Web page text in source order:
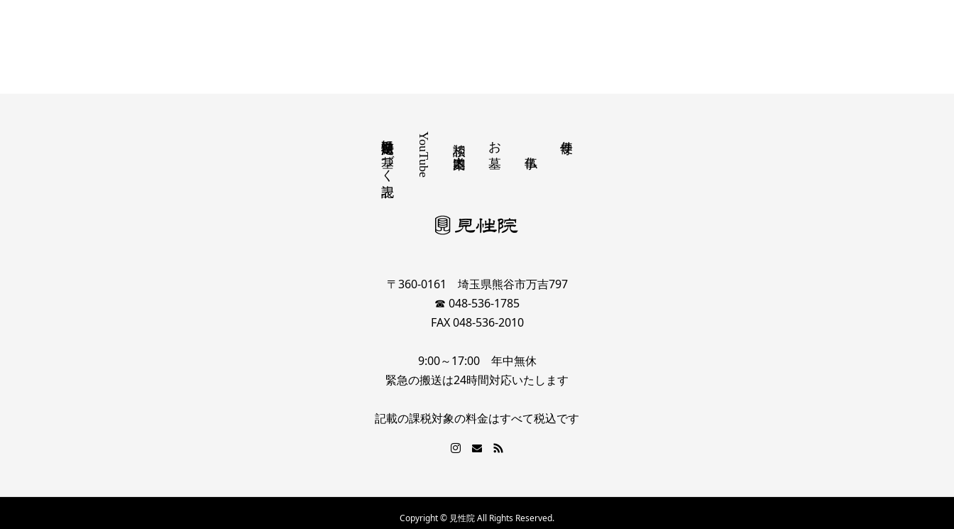
寺便り
お墓
YouTube
特定商取引法に基づく表記
〒360-0161 埼玉県熊谷市万吉797
☎ 048-536-1785
FAX 048-536-2010
9:00～17:00 年中無休
緊急の搬送は24時間対応いたします
記載の課税対象の料金はすべて税込です
Copyright © 見性院 All Rights Reserved.